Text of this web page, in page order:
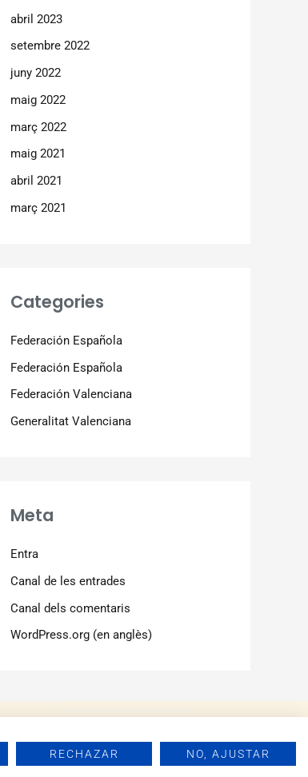
abril 2023
setembre 2022
juny 2022
maig 2022
març 2022
maig 2021
abril 2021
març 2021
Categories
Federación Española
Federación Española
Federación Valenciana
Generalitat Valenciana
Meta
Entra
Canal de les entrades
Canal dels comentaris
WordPress.org (en anglès)
RECHAZAR NO, AJUSTAR